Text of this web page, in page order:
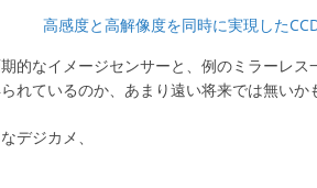
高感度と高解像度を同時に実現した
的なイメージセンサーと、例のミラーレ
れているのか、あまり遠い将来では無いか
デジカメ、